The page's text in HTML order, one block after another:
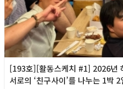
[193호][활동스케치 #1] 2026년
서로의 ‘친구사이’를 나누는 1박 2